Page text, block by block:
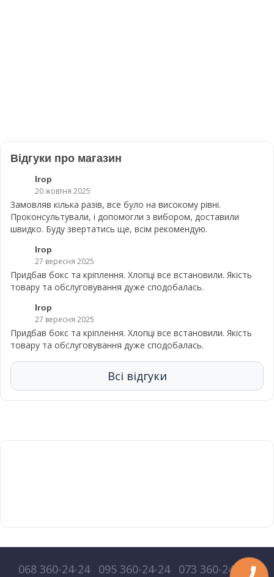
Відгуки про магазин
Ігор
20 жовтня 2025
Замовляв кілька разів, все було на високому рівні.
Проконсультували, і допомогли з вибором, доставили
швидко. Буду звертатись ще, всім рекомендую.
Ігор
27 вересня 2025
Придбав бокс та кріплення. Хлопці все встановили. Якість
товару та обслуговування дуже сподобалась.
Ігор
27 вересня 2025
Придбав бокс та кріплення. Хлопці все встановили. Якість
товару та обслуговування дуже сподобалась.
Всі відгуки
068 360-24-24 095 360-24-24 073 360-24-24